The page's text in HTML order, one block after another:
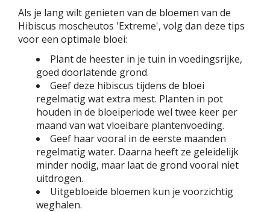
Als je lang wilt genieten van de bloemen van de
Hibiscus moscheutos 'Extreme', volg dan deze tips
voor een optimale bloei:
Plant de heester in je tuin in voedingsrijke,
goed doorlatende grond.
Geef deze hibiscus tijdens de bloei
regelmatig wat extra mest. Planten in pot
houden in de bloeiperiode wel twee keer per
maand van wat vloeibare plantenvoeding.
Geef haar vooral in de eerste maanden
regelmatig water. Daarna heeft ze geleidelijk
minder nodig, maar laat de grond vooral niet
uitdrogen.
Uitgebloeide bloemen kun je voorzichtig
weghalen.